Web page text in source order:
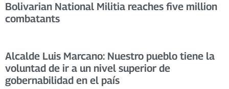
Bolivarian National Militia reaches five million
combatants
Alcalde Luis Marcano: Nuestro pueblo tiene la
voluntad de ir a un nivel superior de
gobernabilidad en el país